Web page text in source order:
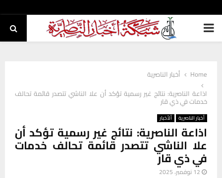
PRIMARY
Home
أخبار الناصرية
اذاعة الناصرية: نتائج غير رسمية تؤكد أن علا الناشي تتصدر قائمة تحالف
خدمات في ذي قار
أخبار الناصرية ألأخبار
اذاعة الناصرية: نتائج غير رسمية تؤكد أن
علا الناشي تتصدر قائمة تحالف خدمات
في ذي قار
12 نوفمبر، 2025